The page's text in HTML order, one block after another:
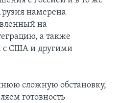
намерена
на
а также
с США и другими
сложную обстановку,
готовность